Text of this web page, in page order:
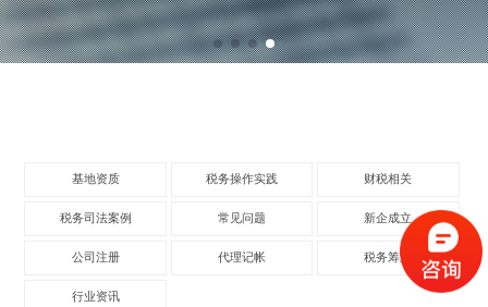
基地资质 税务操作实践 财税相关
税务司法案例 常见问题 新企成立
公司注册 代理记帐 税务筹划
行业资讯